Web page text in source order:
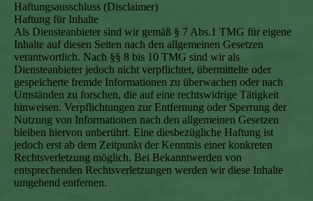
Haftungsausschluss (Disclaimer)
Haftung für Inhalte
Als Diensteanbieter sind wir gemäß § 7 Abs.1 TMG für eigene
Inhalte auf diesen Seiten nach den allgemeinen Gesetzen
verantwortlich. Nach §§ 8 bis 10 TMG sind wir als
Diensteanbieter jedoch nicht verpflichtet, übermittelte oder
gespeicherte fremde Informationen zu überwachen oder nach
Umständen zu forschen, die auf eine rechtswidrige Tätigkeit
hinweisen. Verpflichtungen zur Entfernung oder Sperrung der
Nutzung von Informationen nach den allgemeinen Gesetzen
bleiben hiervon unberührt. Eine diesbezügliche Haftung ist
jedoch erst ab dem Zeitpunkt der Kenntnis einer konkreten
Rechtsverletzung möglich. Bei Bekanntwerden von
entsprechenden Rechtsverletzungen werden wir diese Inhalte
umgehend entfernen.